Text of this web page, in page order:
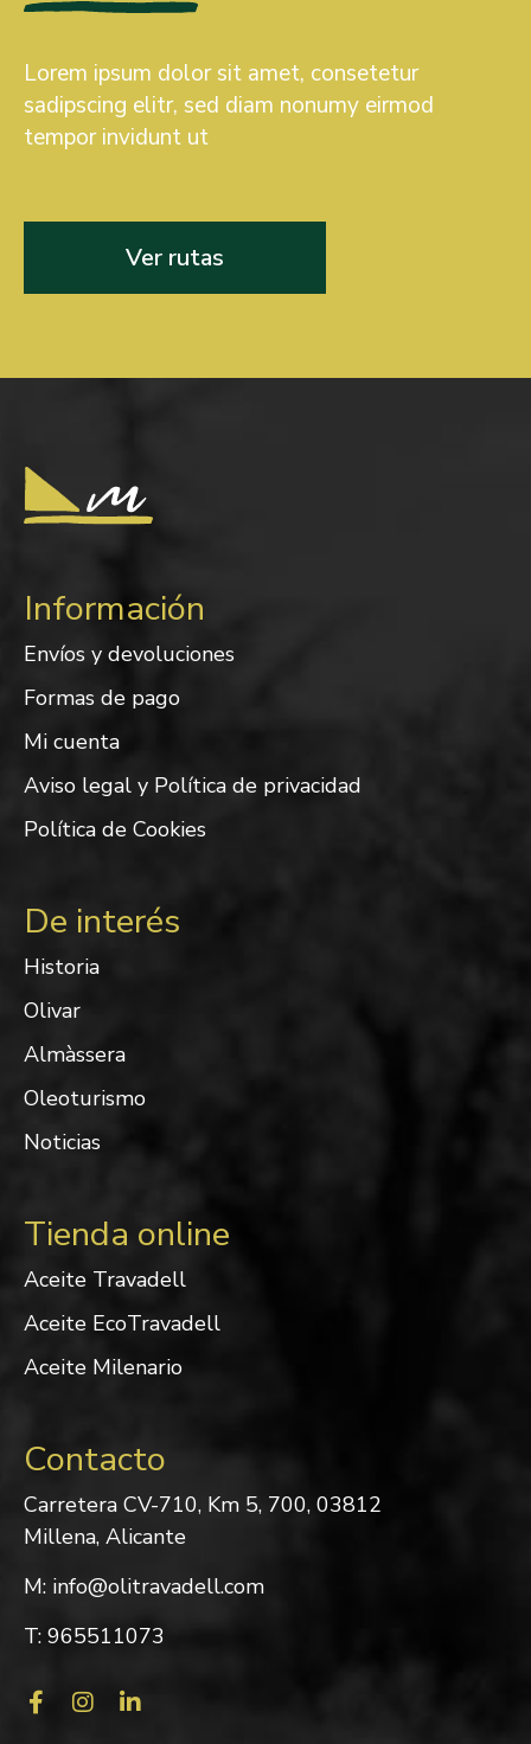
Lorem ipsum dolor sit amet, consetetur
sadipscing elitr, sed diam nonumy eirmod
tempor invidunt ut
Ver rutas
Información
Envíos y devoluciones
Formas de pago
Mi cuenta
Aviso legal y Política de privacidad
Política de Cookies
De interés
Historia
Olivar
Almàssera
Oleoturismo
Noticias
Tienda online
Aceite Travadell
Aceite EcoTravadell
Aceite Milenario
Contacto
Carretera CV-710, Km 5, 700, 03812
Millena, Alicante
M: info@olitravadell.com
T: 965511073